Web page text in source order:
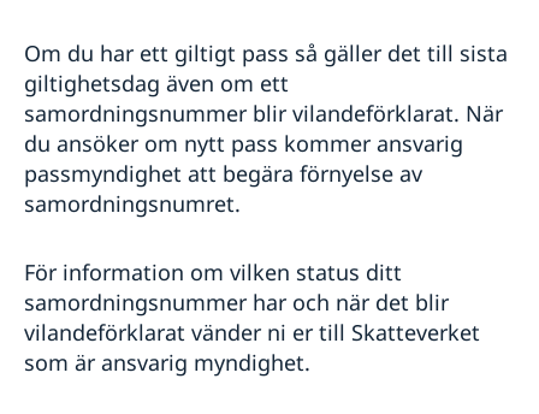
Om du har ett giltigt pass så gäller det till sista
giltighetsdag även om ett
samordningsnummer blir vilandeförklarat. När
du ansöker om nytt pass kommer ansvarig
passmyndighet att begära förnyelse av
samordningsnumret.
För information om vilken status ditt
samordningsnummer har och när det blir
vilandeförklarat vänder ni er till Skatteverket
som är ansvarig myndighet.